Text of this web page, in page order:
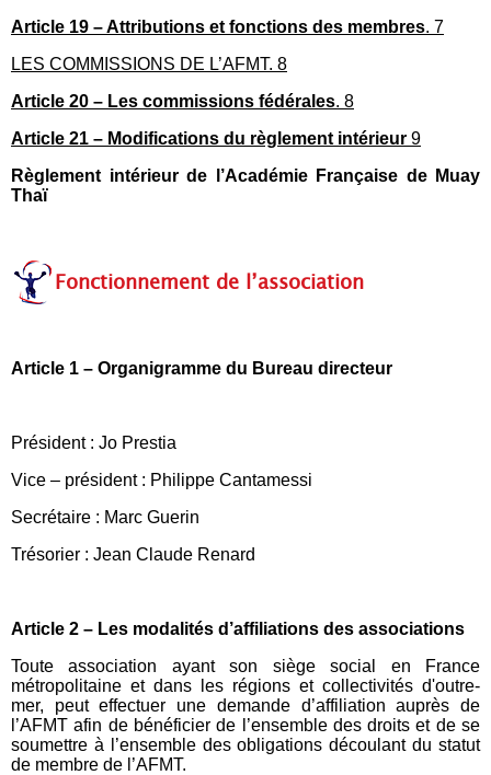
Article 19 – Attributions et fonctions des membres. 7
LES COMMISSIONS DE L’AFMT. 8
Article 20 – Les commissions fédérales. 8
Article 21 – Modifications du règlement intérieur 9
Règlement intérieur de l’Académie Française de Muay
Thaï
Fonctionnement de l’association
Article 1 – Organigramme du Bureau directeur
Président : Jo Prestia
Vice – président : Philippe Cantamessi
Secrétaire : Marc Guerin
Trésorier : Jean Claude Renard
Article 2 – Les modalités d’affiliations des associations
Toute association ayant son siège social en France
métropolitaine et dans les régions et collectivités d'outre-
mer, peut effectuer une demande d’affiliation auprès de
l’AFMT afin de bénéficier de l’ensemble des droits et de se
soumettre à l’ensemble des obligations découlant du statut
de membre de l’AFMT.